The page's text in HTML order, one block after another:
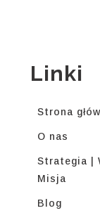
Linki
Strona
O nas
Strategia |
Misja
Blog